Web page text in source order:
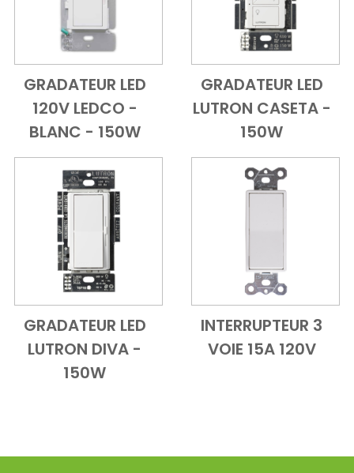
Add to Cart
Vue d'ensemble
GRADATEUR LED
120V LEDCO -
BLANC - 150W
Add to Cart
Vue
GRADATEUR LED
LUTRON CASETA -
150W
Add to Cart
Vue d'ensemble
GRADATEUR LED
LUTRON DIVA -
150W
Add to Cart
Vue
INTERRUPTEUR 3
VOIE 15A 120V